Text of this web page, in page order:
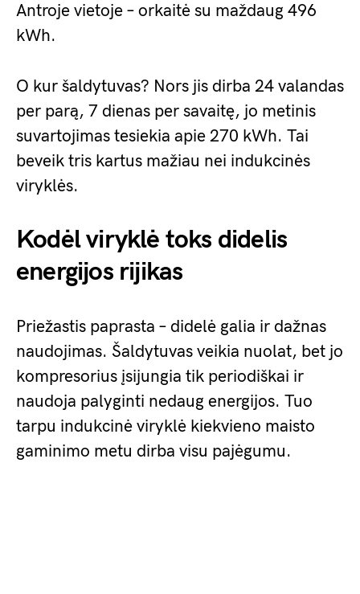
Antroje vietoje – orkaitė su maždaug 496
kWh.
O kur šaldytuvas? Nors jis dirba 24 valandas
per parą, 7 dienas per savaitę, jo metinis
suvartojimas tesiekia apie 270 kWh. Tai
beveik tris kartus mažiau nei indukcinės
viryklės.
Kodėl viryklė toks didelis
energijos rijikas
Priežastis paprasta – didelė galia ir dažnas
naudojimas. Šaldytuvas veikia nuolat, bet jo
kompresorius įsijungia tik periodiškai ir
naudoja palyginti nedaug energijos. Tuo
tarpu indukcinė viryklė kiekvieno maisto
gaminimo metu dirba visu pajėgumu.